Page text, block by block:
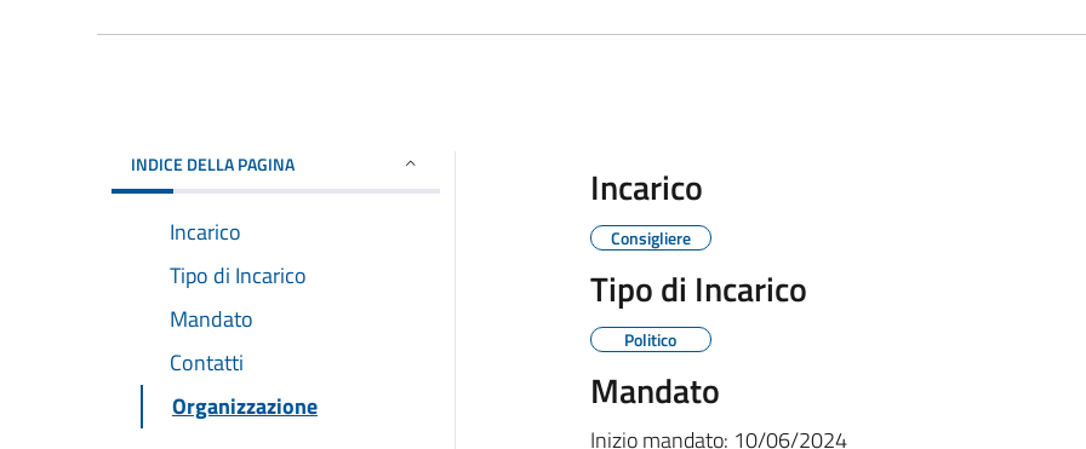
INDICE DELLA PAGINA
Incarico
Tipo di Incarico
Mandato
Contatti
Organizzazione
Incarico
Consigliere
Tipo di Incarico
Politico
Mandato
Inizio mandato: 10/06/2024